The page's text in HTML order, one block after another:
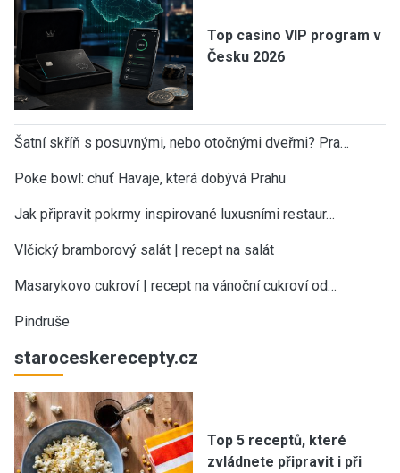
Top casino VIP program v
Česku 2026
Šatní skříň s posuvnými, nebo otočnými dveřmi? Pra…
Poke bowl: chuť Havaje, která dobývá Prahu
Jak připravit pokrmy inspirované luxusními restaur…
Vlčický bramborový salát | recept na salát
Masarykovo cukroví | recept na vánoční cukroví od…
Pindruše
staroceskerecepty.cz
Top 5 receptů, které
zvládnete připravit i při